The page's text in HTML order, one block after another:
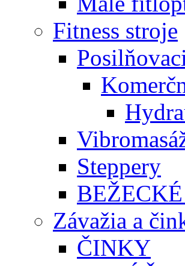
Fitness stroje
Steppery
Závažia a
ČINKY